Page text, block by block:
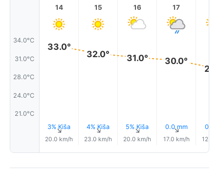
34.0°C
31.0°C
28.0°C
24.0°C
21.0°C
14
33.0°
3% Kiša
↑
20.0 km/h
15
32.0°
4% Kiša
↑
23.0 km/h
16
31.0°
5% Kiša
↑
20.0 km/h
17
30.0°
0.0 mm
↑
17.0 km/h
0.1
12.0